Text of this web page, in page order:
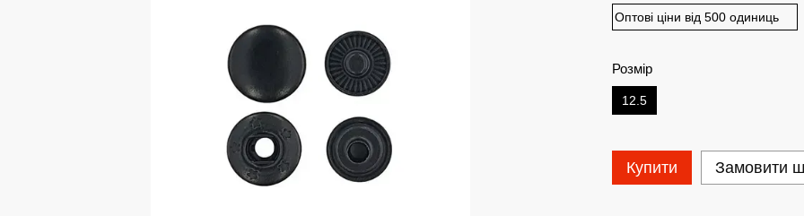
Оптові ціни від 500 одиниць
Розмір
12.5
Купити Замовити